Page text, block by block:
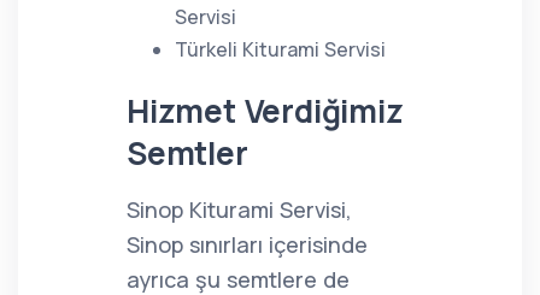
Servisi
Türkeli Kiturami Servisi
Hizmet Verdiğimiz
Semtler
Sinop Kiturami Servisi,
Sinop sınırları içerisinde
ayrıca şu semtlere de